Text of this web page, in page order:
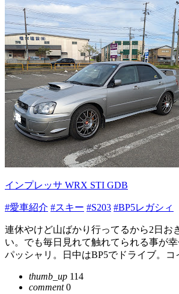
インプレッサ WRX STI GDB
#愛車紹介 #スキー #S203 #BP5レガシィ
連休やけど山ばかり行ってるから2日お
い。でも毎日見れて触れてられる事が
パッシャリ。日中はBP5でドライブ。コ
thumb_up 114
comment0